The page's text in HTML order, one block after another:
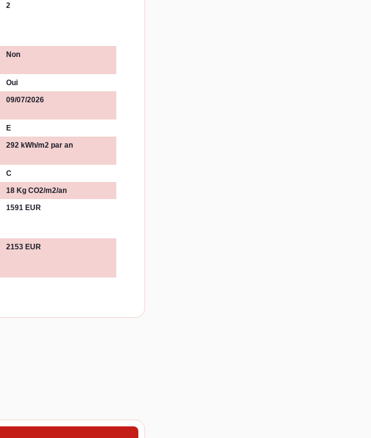
2
Non
Oui
09/07/2026
E
292 kWh/m2 par an
C
18 Kg CO2/m2/an
1591 EUR
2153 EUR